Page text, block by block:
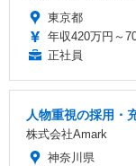
東京都
年収420万円～
正社員
人物重視の採用・
株式会社Amark
神奈川県